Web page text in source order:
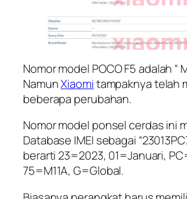
Nomor model POCO F5 adalah “
NamunXiaomitampaknya telah
beberapa perubahan.
Nomor model ponsel cerdas ini
Database IMEI sebagai
berarti 23=2023, 01=Januari,
75=M11A, G=Global.